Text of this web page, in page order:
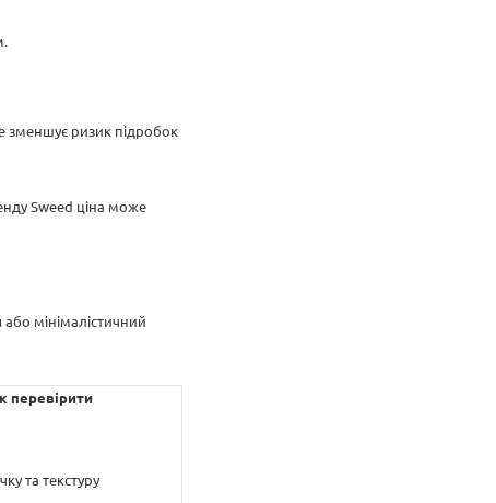
зменшує ризик підробок
Sweed ціна може
мінімалістичний
перевірити
та текстуру